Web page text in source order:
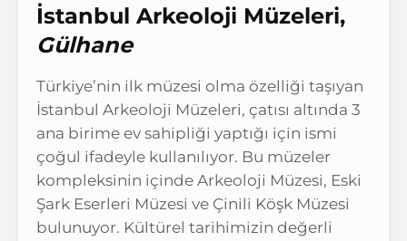
İstanbul Arkeoloji Müzeleri,
Gülhane
Türkiye’nin ilk müzesi olma özelliği taşıyan
İstanbul Arkeoloji Müzeleri, çatısı altında 3
ana birime ev sahipliği yaptığı için ismi
çoğul ifadeyle kullanılıyor. Bu müzeler
kompleksinin içinde Arkeoloji Müzesi, Eski
Şark Eserleri Müzesi ve Çinili Köşk Müzesi
bulunuyor. Kültürel tarihimizin değerli